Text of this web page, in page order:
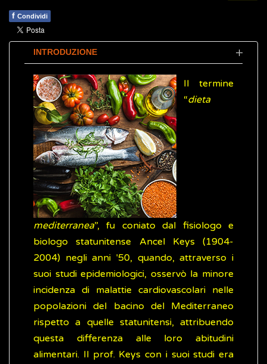
f Condividi
INTRODUZIONE
Il termine
“dieta
mediterranea”, fu coniato dal fisiologo e
biologo statunitense Ancel Keys (1904-
2004) negli anni '50, quando, attraverso i
suoi studi epidemiologici, osservò la minore
incidenza di malattie cardiovascolari nelle
popolazioni del bacino del Mediterraneo
rispetto a quelle statunitensi, attribuendo
questa differenza alle loro abitudini
alimentari. Il prof. Keys con i suoi studi era